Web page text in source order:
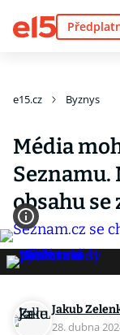
e15.cz Byznys
Média
obsahu se
Jakub
28. dubna